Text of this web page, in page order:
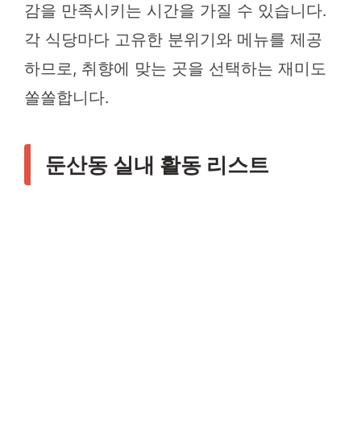
감을 만족시키는 시간을 가질 수 있습니다.
각 식당마다 고유한 분위기와 메뉴를 제공
하므로, 취향에 맞는 곳을 선택하는 재미도
쏠쏠합니다.
둔산동 실내 활동 리스트